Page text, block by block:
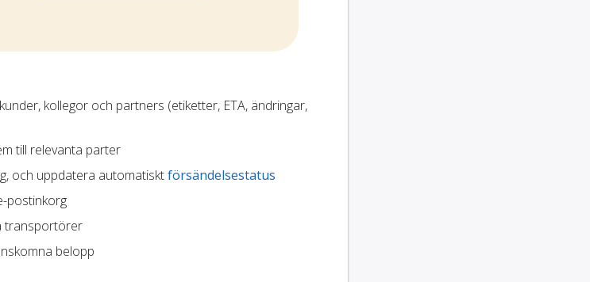
kollegor och partners (etiketter, ETA, ändringar,
till relevanta parter
och uppdatera automatisktförsändelsestatus
postinkorg
transportörer
belopp